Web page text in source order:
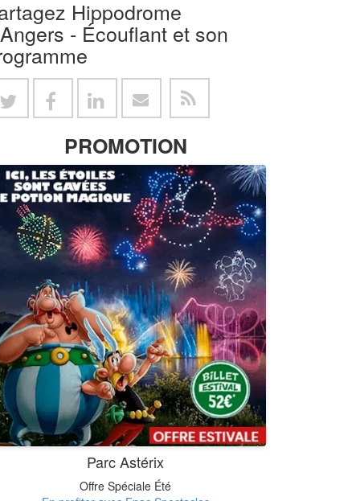
Hippodrome
- Écouflant et son
PROMOTION
Parc Astérix
Offre Spéciale Été